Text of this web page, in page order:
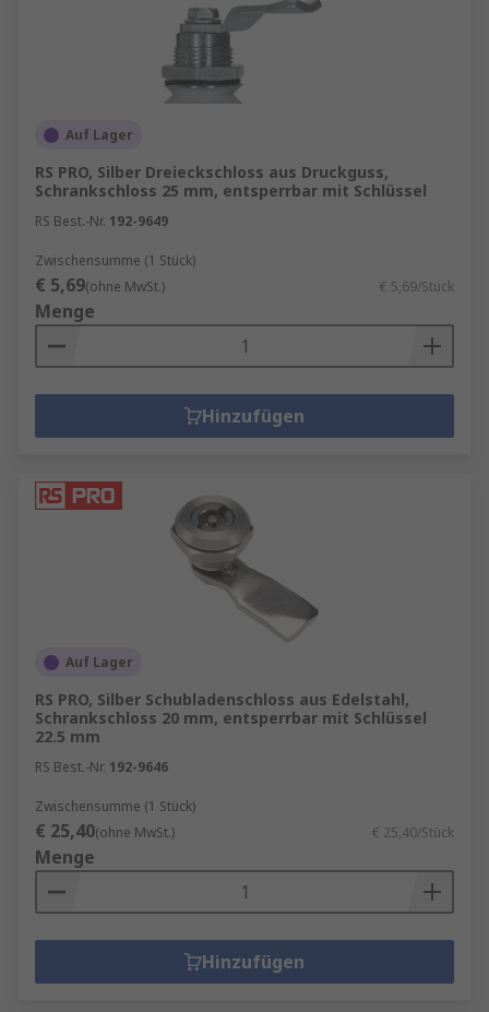
Auf Lager
RS PRO, Silber Dreieckschloss aus Druckguss,
Schrankschloss 25 mm, entsperrbar mit Schlüssel
RS Best.-Nr. 192-9649
Zwischensumme (1 Stück)
€ 5,69(ohne MwSt.) € 5,69/Stück
Menge
Hinzufügen
Auf Lager
RS PRO, Silber Schubladenschloss aus Edelstahl,
Schrankschloss 20 mm, entsperrbar mit Schlüssel
22.5 mm
RS Best.-Nr. 192-9646
Zwischensumme (1 Stück)
€ 25,40(ohne MwSt.) € 25,40/Stück
Menge
Hinzufügen